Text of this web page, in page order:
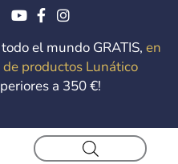
el mundo GRATIS, en
productos Lunático
a 350 €!